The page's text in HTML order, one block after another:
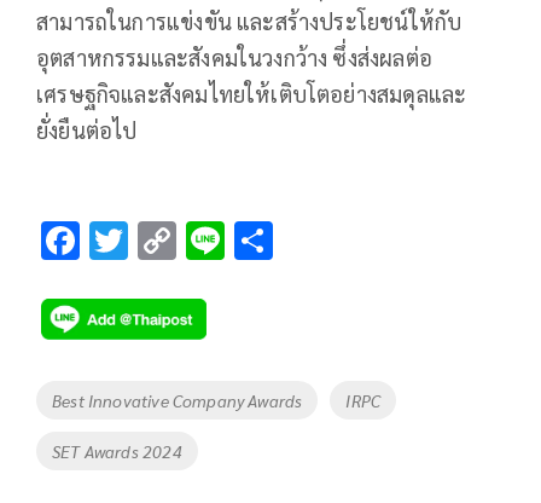
สามารถในการแข่งขัน และสร้างประโยชน์ให้กับ
อุตสาหกรรมและสังคมในวงกว้าง ซึ่งส่งผลต่อ
เศรษฐกิจและสังคมไทยให้เติบโตอย่างสมดุลและ
ยั่งยืนต่อไป
F
e
b
o
o
k
T
tt
er
C
p
y
Li
n
k
Li
Tags
Best Innovative Company Awards IRPC
SET Awards 2024